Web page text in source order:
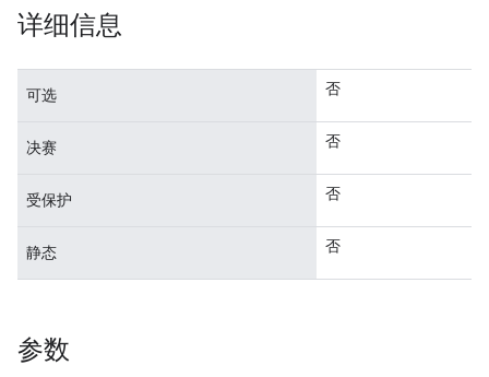
详细信息
可选 否
决赛 否
受保护 否
静态 否
参数